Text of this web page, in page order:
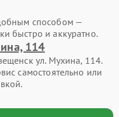
способом —
быстро и аккуратно.
114
ул. Мухина, 114.
самостоятельно или